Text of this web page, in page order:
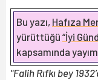
​​​​Bu yazı, Hafıza
yürüttüğü “İyi
kapsamında
"Falih Rıfkı bey